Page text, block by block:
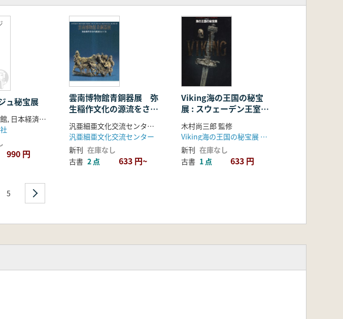
ュ秘宝展
東京国立博物館, 日本経済新聞社
990 円
雲南博物館青銅器展 弥
生稲作文化の源流をさぐ
る
汎亜細亜文化交流センター 編
汎亜細亜文化交流センター
新刊 在庫なし
古書 2 点 633 円~
Viking海の王国の秘宝
展 : スウェーデン王室コ
レクション/スウェーデ
ン国立博物館所蔵
木村尚三郎 監修
Viking海の王国の秘宝展 実行委員会
新刊 在庫なし
古書 1 点 633 円
5